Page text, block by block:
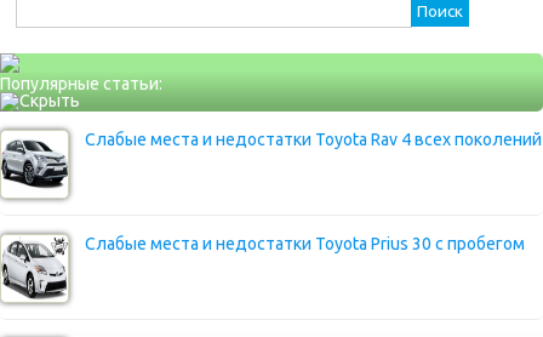
Популярные статьи:
Слабые места и недостатки Toyota Rav 4 всех поколений
Слабые места и недостатки Toyota Prius 30 с пробегом